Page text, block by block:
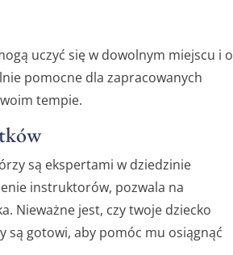
uczyć się w dowolnym miejscu i o
pomocne dla zapracowanych
tempie.
są ekspertami w dziedzinie
instruktorów, pozwala na
Nieważne jest, czy twoje dziecko
są gotowi, aby pomóc mu osiągnąć